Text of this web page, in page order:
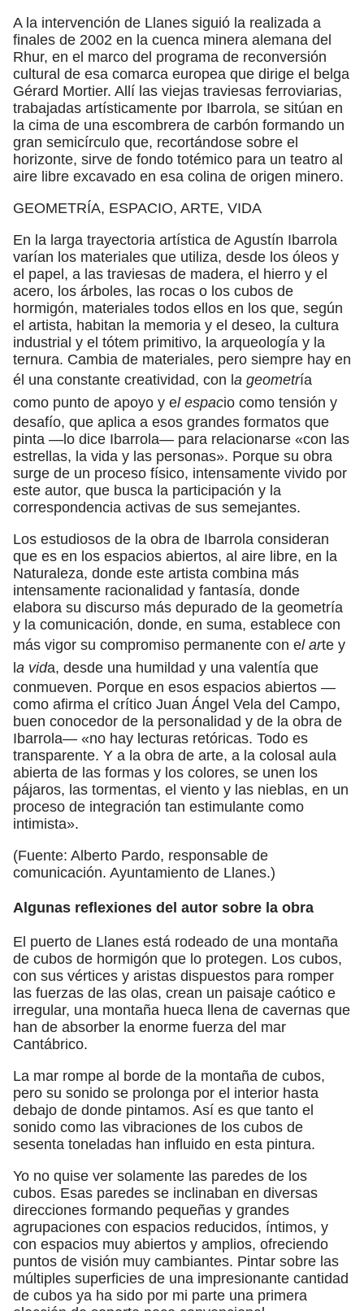
A la intervención de Llanes siguió la realizada a
finales de 2002 en la cuenca minera alemana del
Rhur, en el marco del programa de reconversión
cultural de esa comarca europea que dirige el belga
Gérard Mortier. Allí las viejas traviesas ferroviarias,
trabajadas artísticamente por Ibarrola, se sitúan en
la cima de una escombrera de carbón formando un
gran semicírculo que, recortándose sobre el
horizonte, sirve de fondo totémico para un teatro al
aire libre excavado en esa colina de origen minero.
GEOMETRÍA, ESPACIO, ARTE, VIDA
En la larga trayectoria artística de Agustín Ibarrola
varían los materiales que utiliza, desde los óleos y
el papel, a las traviesas de madera, el hierro y el
acero, los árboles, las rocas o los cubos de
hormigón, materiales todos ellos en los que, según
el artista, habitan la memoria y el deseo, la cultura
industrial y el tótem primitivo, la arqueología y la
ternura. Cambia de materiales, pero siempre hay en
él una constante creatividad, con la geometría
como punto de apoyo y el espacio como tensión y
desafío, que aplica a esos grandes formatos que
pinta —lo dice Ibarrola— para relacionarse «con las
estrellas, la vida y las personas». Porque su obra
surge de un proceso físico, intensamente vivido por
este autor, que busca la participación y la
correspondencia activas de sus semejantes.
Los estudiosos de la obra de Ibarrola consideran
que es en los espacios abiertos, al aire libre, en la
Naturaleza, donde este artista combina más
intensamente racionalidad y fantasía, donde
elabora su discurso más depurado de la geometría
y la comunicación, donde, en suma, establece con
más vigor su compromiso permanente con el arte y
la vida, desde una humildad y una valentía que
conmueven. Porque en esos espacios abiertos —
como afirma el crítico Juan Ángel Vela del Campo,
buen conocedor de la personalidad y de la obra de
Ibarrola— «no hay lecturas retóricas. Todo es
transparente. Y a la obra de arte, a la colosal aula
abierta de las formas y los colores, se unen los
pájaros, las tormentas, el viento y las nieblas, en un
proceso de integración tan estimulante como
intimista».
(Fuente: Alberto Pardo, responsable de
comunicación. Ayuntamiento de Llanes.)
Algunas reflexiones del autor sobre la obra
El puerto de Llanes está rodeado de una montaña
de cubos de hormigón que lo protegen. Los cubos,
con sus vértices y aristas dispuestos para romper
las fuerzas de las olas, crean un paisaje caótico e
irregular, una montaña hueca llena de cavernas que
han de absorber la enorme fuerza del mar
Cantábrico.
La mar rompe al borde de la montaña de cubos,
pero su sonido se prolonga por el interior hasta
debajo de donde pintamos. Así es que tanto el
sonido como las vibraciones de los cubos de
sesenta toneladas han influido en esta pintura.
Yo no quise ver solamente las paredes de los
cubos. Esas paredes se inclinaban en diversas
direcciones formando pequeñas y grandes
agrupaciones con espacios reducidos, íntimos, y
con espacios muy abiertos y amplios, ofreciendo
puntos de visión muy cambiantes. Pintar sobre las
múltiples superficies de una impresionante cantidad
de cubos ya ha sido por mi parte una primera